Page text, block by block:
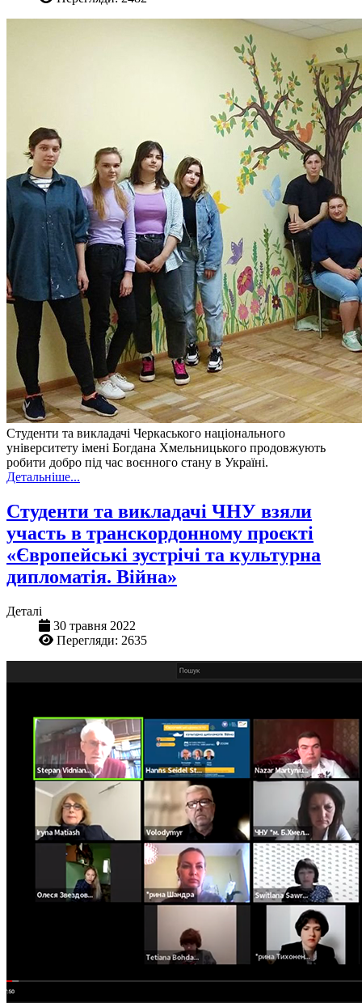
Студенти та викладачі Черкаського національного
університету імені Богдана Хмельницького продовжують
робити добро під час воєнного стану в Україні.
Детальніше...
Студенти та викладачі ЧНУ взяли
участь в транскордонному проєкті
«Європейські зустрічі та культурна
дипломатія. Війна»
Деталі
30 травня 2022
Перегляди: 2635